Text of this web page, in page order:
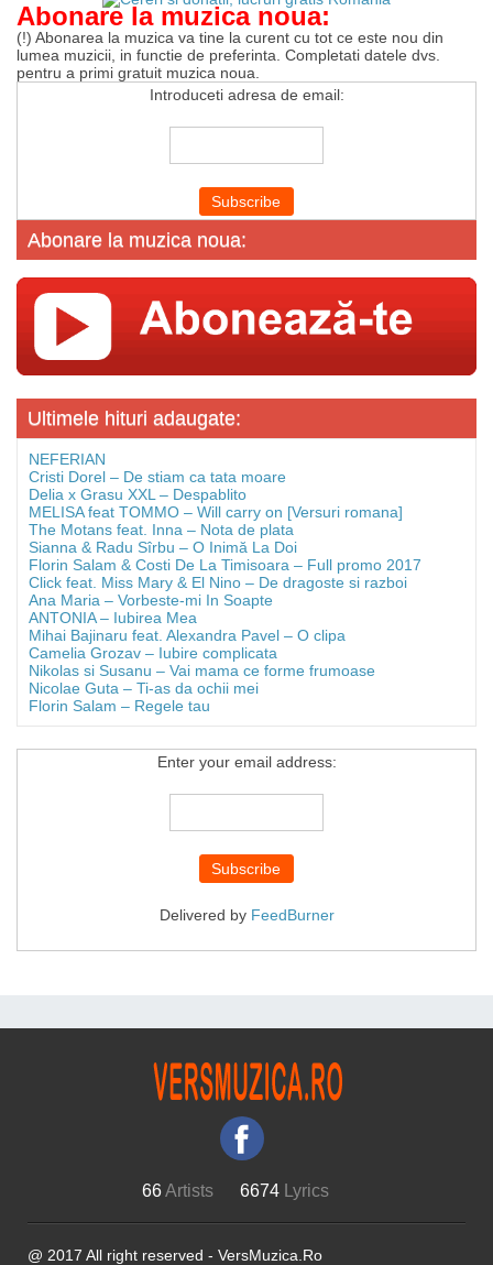
Abonare la muzica noua:
(!) Abonarea la muzica va tine la curent cu tot ce este nou din
lumea muzicii, in functie de preferinta. Completati datele dvs.
pentru a primi gratuit muzica noua.
Introduceti adresa de email:
Abonare la muzica noua:
Ultimele hituri adaugate:
NEFERIAN
Cristi Dorel – De stiam ca tata moare
Delia x Grasu XXL – Despablito
MELISA feat TOMMO – Will carry on [Versuri romana]
The Motans feat. Inna – Nota de plata
Sianna & Radu Sîrbu – O Inimă La Doi
Florin Salam & Costi De La Timisoara – Full promo 2017
Click feat. Miss Mary & El Nino – De dragoste si razboi
Ana Maria – Vorbeste-mi In Soapte
ANTONIA – Iubirea Mea
Mihai Bajinaru feat. Alexandra Pavel – O clipa
Camelia Grozav – Iubire complicata
Nikolas si Susanu – Vai mama ce forme frumoase
Nicolae Guta – Ti-as da ochii mei
Florin Salam – Regele tau
Enter your email address:
Delivered by FeedBurner
66Artists 6674 Lyrics
@ 2017 All right reserved - VersMuzica.Ro